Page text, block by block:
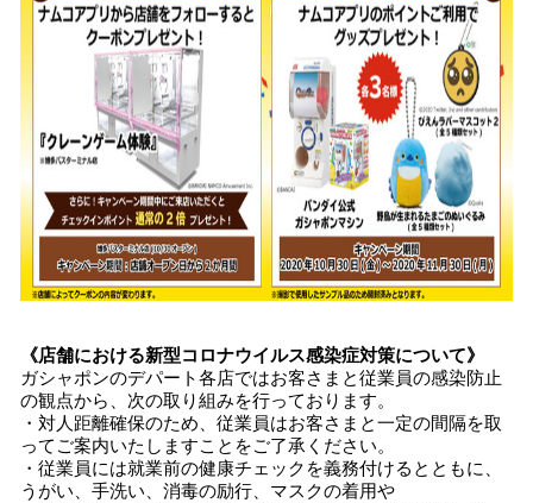
《店舗における新型コロナウイルス感染症対策について》
ガシャポンのデパート各店ではお客さまと従業員の感染防止
の観点から、次の取り組みを行っております。
・対人距離確保のため、従業員はお客さまと一定の間隔を取
ってご案内いたしますことをご了承ください。
・従業員には就業前の健康チェックを義務付けるとともに、
うがい、手洗い、消毒の励行、マスクの着用や